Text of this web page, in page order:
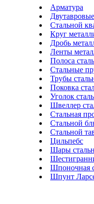
Арматура
Стальной
Круг
Дробь
Ленты
Полоса
Стальные
Трубы
Поковка
Уголок
Швеллер
Стальная
Стальной
Стальной
Цильпебс
Шары
Шпоночная
Шпунт